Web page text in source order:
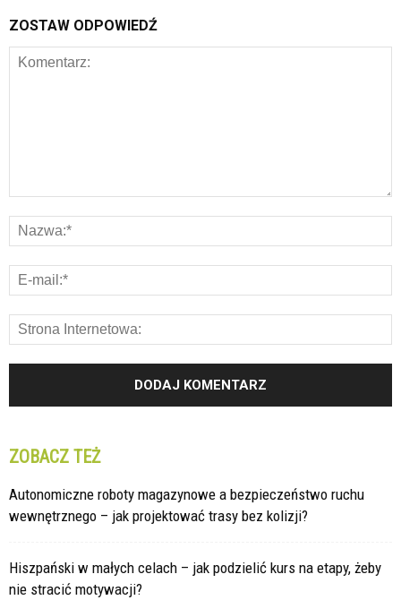
ZOSTAW ODPOWIEDŹ
ZOBACZ TEŻ
Autonomiczne roboty magazynowe a bezpieczeństwo ruchu
wewnętrznego – jak projektować trasy bez kolizji?
Hiszpański w małych celach – jak podzielić kurs na etapy, żeby
nie stracić motywacji?